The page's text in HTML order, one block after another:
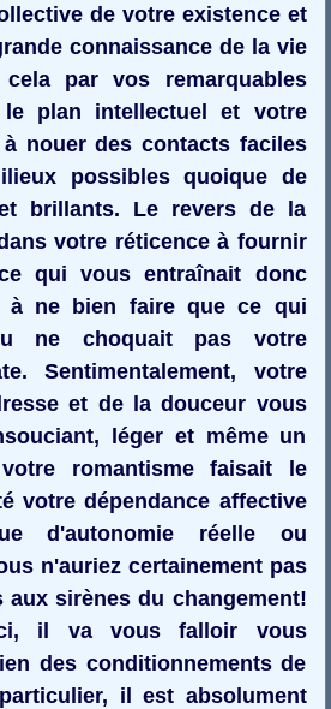
de votre existence et
connaissance de la vie
par vos remarquables
plan intellectuel et votre
nouer des contacts faciles
possibles quoique de
brillants. Le revers de la
votre réticence à fournir
qui vous entraînait donc
à ne bien faire que ce qui
ne choquait pas votre
Sentimentalement, votre
et de la douceur vous
léger et même un
romantisme faisait le
votre dépendance affective
d'autonomie réelle ou
n'auriez certainement pas
aux sirènes du changement!
il va vous falloir vous
des conditionnements de
il est absolument